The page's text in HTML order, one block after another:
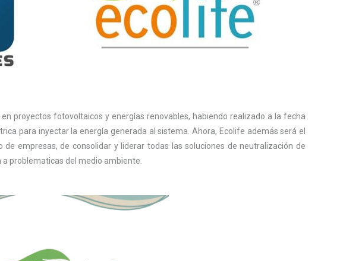
proyectos fotovoltaicos y energías renovables, habiendo realizado a la fecha
para inyectar la energía generada al sistema. Ahora, Ecolife además será el
empresas, de consolidar y liderar todas las soluciones de neutralización de
problematicas del medio ambiente.